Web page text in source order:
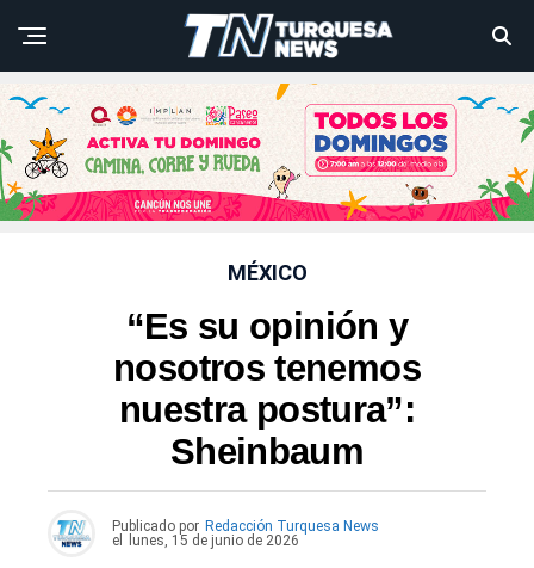
MÉXICO
“Es su opinión y
nosotros tenemos
nuestra postura”:
Sheinbaum
Publicado por Redacción Turquesa News
el
lunes, 15 de junio de 2026